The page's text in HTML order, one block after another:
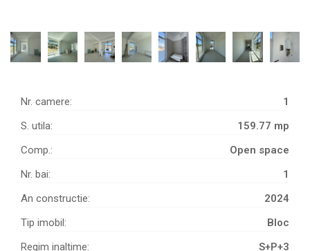
Nr. camere:
1
S. utila:
159.77 mp
Comp.:
Open space
Nr. bai:
1
An constructie:
2024
Tip imobil:
Bloc
Regim inaltime:
S+P+3